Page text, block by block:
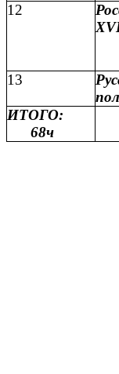
12
13
ИТОГО:
68ч